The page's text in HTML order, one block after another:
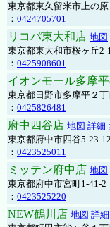
東京都東久留米市上の原
： 0424705701
リコパ東大和店 地図
東京都東大和市桜ヶ丘2-
： 0425908601
イオンモール多摩
東京都日野市多摩平２
： 0425826481
府中四谷店 地図 詳細
東京都府中市四谷5-23-
： 0423525011
ミッテン府中店 地図
東京都府中市宮町1-41-2
： 0423525220
NEW鶴川店 地図 詳細